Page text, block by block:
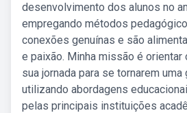
desenvolvimento dos alunos no
empregando métodos
conexões genuínas e são
e paixão. Minha missão é
sua jornada para se tornarem uma
utilizando abordagens
pelas principais instituições